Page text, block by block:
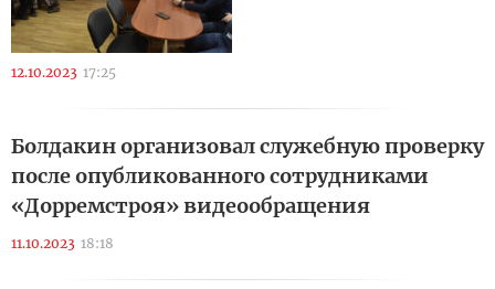
12.10.2023 17:25
Болдакин организовал служебную проверку
после опубликованного сотрудниками
«Дорремстроя» видеообращения
11.10.2023 18:18